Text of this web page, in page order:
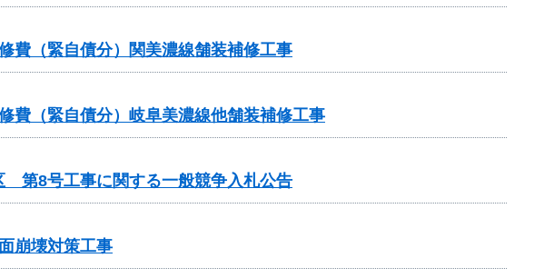
費（緊自債分）関美濃線舗装補修工事
費（緊自債分）岐阜美濃線他舗装補修工事
第8号工事に関する一般競争入札公告
崩壊対策工事